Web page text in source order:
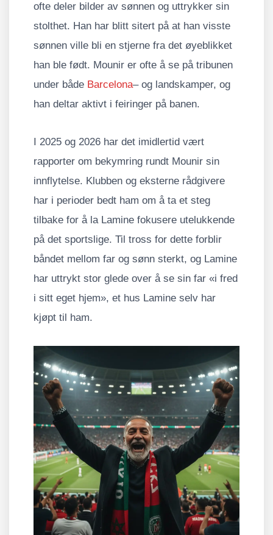
ofte deler bilder av sønnen og uttrykker sin
stolthet. Han har blitt sitert på at han visste
sønnen ville bli en stjerne fra det øyeblikket
han ble født. Mounir er ofte å se på tribunen
under både Barcelona– og landskamper, og
han deltar aktivt i feiringer på banen.
I 2025 og 2026 har det imidlertid vært
rapporter om bekymring rundt Mounir sin
innflytelse. Klubben og eksterne rådgivere
har i perioder bedt ham om å ta et steg
tilbake for å la Lamine fokusere utelukkende
på det sportslige. Til tross for dette forblir
båndet mellom far og sønn sterkt, og Lamine
har uttrykt stor glede over å se sin far «i fred
i sitt eget hjem», et hus Lamine selv har
kjøpt til ham.